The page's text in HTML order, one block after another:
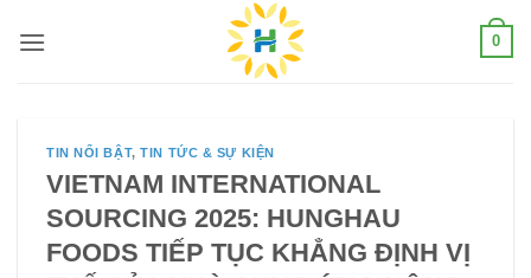
0
TIN NỔI BẬT,TIN TỨC & SỰ KIỆN
VIETNAM INTERNATIONAL
SOURCING 2025: HUNGHAU
FOODS TIẾP TỤC KHẲNG ĐỊNH VỊ